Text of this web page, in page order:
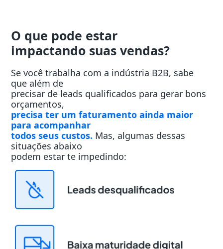
O que pode estar
impactando suas vendas?
Se você trabalha com a indústria B2B, sabe
que além de
precisar de leads qualificados para gerar bons
orçamentos,
precisa ter um faturamento ainda maior
para acompanhar
todos seus custos. Mas, algumas dessas
situações abaixo
podem estar te impedindo: